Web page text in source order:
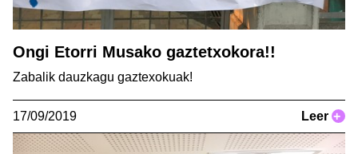
Ongi Etorri Musako gaztetxokora!!
Zabalik dauzkagu gaztexokuak!
17/09/2019 Leer +